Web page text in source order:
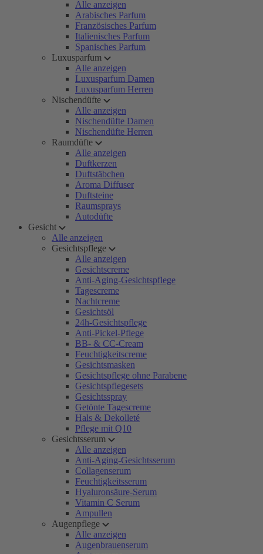
Alle anzeigen
Arabisches Parfum
Französisches Parfum
Italienisches Parfum
Spanisches Parfum
Luxusparfum
Alle anzeigen
Luxusparfum Damen
Luxusparfum Herren
Nischendüfte
Alle anzeigen
Nischendüfte Damen
Nischendüfte Herren
Raumdüfte
Alle anzeigen
Duftkerzen
Duftstäbchen
Aroma Diffuser
Duftsteine
Raumsprays
Autodüfte
Gesicht
Alle anzeigen
Gesichtspflege
Alle anzeigen
Gesichtscreme
Anti-Aging-Gesichtspflege
Tagescreme
Nachtcreme
Gesichtsöl
24h-Gesichtspflege
Anti-Pickel-Pflege
BB- & CC-Cream
Feuchtigkeitscreme
Gesichtsmasken
Gesichtspflege ohne Parabene
Gesichtspflegesets
Gesichtsspray
Getönte Tagescreme
Hals & Dekolleté
Pflege mit Q10
Gesichtsserum
Alle anzeigen
Anti-Aging-Gesichtsserum
Collagenserum
Feuchtigkeitsserum
Hyaluronsäure-Serum
Vitamin C Serum
Ampullen
Augenpflege
Alle anzeigen
Augenbrauenserum